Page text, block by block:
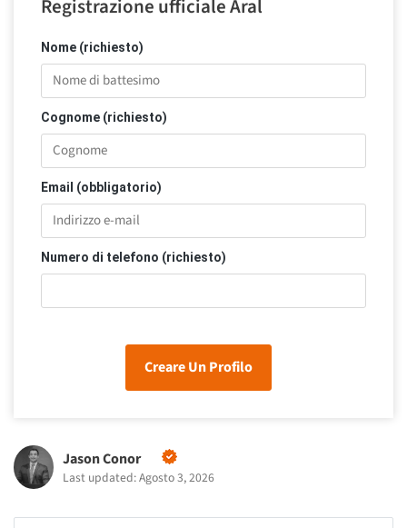
Registrazione ufficiale Aral
Nome (richiesto)
Cognome (richiesto)
Email (obbligatorio)
Numero di telefono (richiesto)
Creare Un Profilo
Jason Conor
Last updated: Agosto 3, 2026